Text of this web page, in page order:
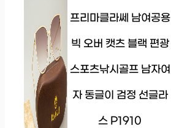
프리마클라쎄 남여공용
빅 오버 캣츠 블랙 편광
스포츠낚시골프 남자여
자 동글이 검정 선글라
스 P1910